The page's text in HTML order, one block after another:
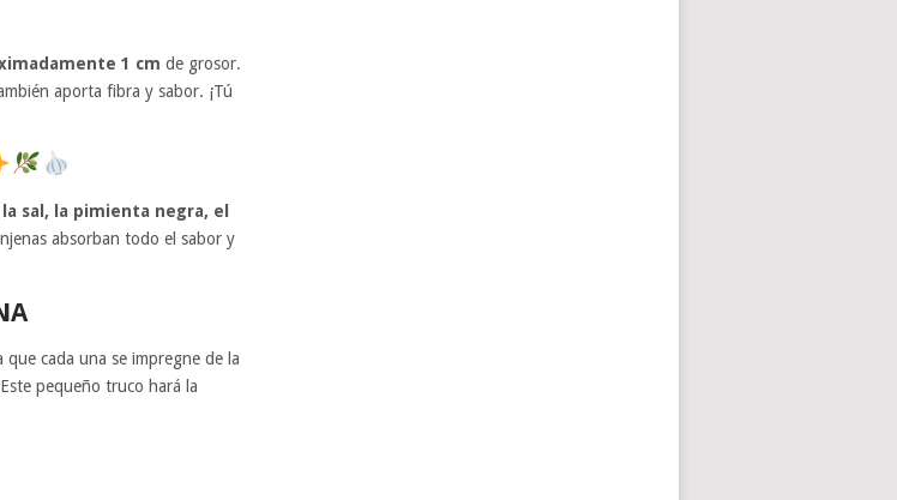
1 cm de grosor.
aporta fibra y sabor. ¡Tú
sal, la pimienta negra, el
absorban todo el sabor y
cada una se impregne de la
pequeño truco hará la